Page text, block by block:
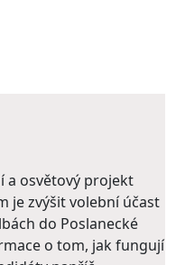
a osvětový projekt
je zvýšit volební účast
do Poslanecké
o tom, jak fungují